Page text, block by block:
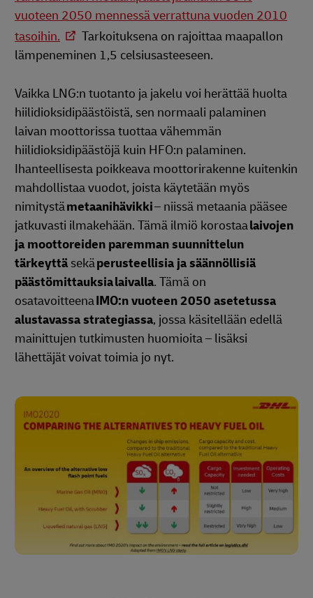
vuoteen 2050 mennessä verrattuna vuoden 2010
tasoihin.
Tarkoituksena on rajoittaa maapallon
lämpeneminen 1,5 celsiusasteeseen.
Vaikka LNG:n tuotanto ja jakelu voi herättää huolta
hiilidioksidipäästöistä, sen normaali palaminen
laivan moottorissa tuottaa vähemmän
hiilidioksidipäästöjä kuin HFO:n palaminen.
Ihanteellisesta poikkeava moottorirakenne kuitenkin
mahdollistaa vuodot, joista käytetään myös
nimitystämetaanihävikki– niissä metaania pääsee
jatkuvasti ilmakehään. Tämä ilmiö korostaalaivojen
ja moottoreiden paremman suunnittelun
tärkeyttä sekäperusteellisia ja säännöllisiä
päästömittauksialaivalla. Tämä on
osatavoitteenaIMO:n vuoteen 2050 asetetussa
alustavassa strategiassa, jossa käsitellään edellä
mainittujen tutkimusten huomioita – lisäksi
lähettäjät voivat toimia jo nyt.